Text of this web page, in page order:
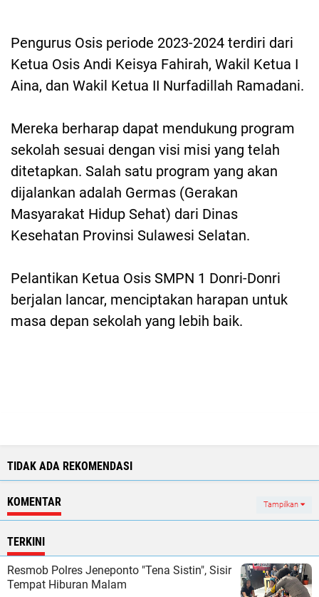
Pengurus Osis periode 2023-2024 terdiri dari
Ketua Osis Andi Keisya Fahirah, Wakil Ketua I
Aina, dan Wakil Ketua II Nurfadillah Ramadani.
Mereka berharap dapat mendukung program
sekolah sesuai dengan visi misi yang telah
ditetapkan. Salah satu program yang akan
dijalankan adalah Germas (Gerakan
Masyarakat Hidup Sehat) dari Dinas
Kesehatan Provinsi Sulawesi Selatan.
Pelantikan Ketua Osis SMPN 1 Donri-Donri
berjalan lancar, menciptakan harapan untuk
masa depan sekolah yang lebih baik.
TIDAK ADA REKOMENDASI
KOMENTAR Tampilkan
TERKINI
Resmob Polres Jeneponto "Tena Sistin", Sisir
Tempat Hiburan Malam ‎